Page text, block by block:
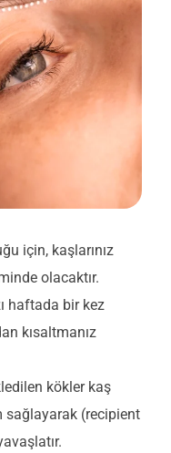
için, kaşlarınız
olacaktır.
haftada bir kez
kısaltmanız
kökler kaş
sağlayarak (recipient